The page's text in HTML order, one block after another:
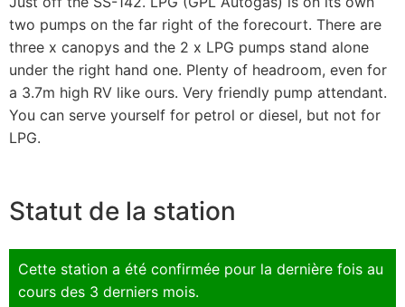
two pumps on the far right of the forecourt. There are
three x canopys and the 2 x LPG pumps stand alone
under the right hand one. Plenty of headroom, even for
a 3.7m high RV like ours. Very friendly pump attendant.
You can serve yourself for petrol or diesel, but not for
LPG.
Statut de la station
Cette station a été confirmée pour la dernière fois au
cours des 3 derniers mois.